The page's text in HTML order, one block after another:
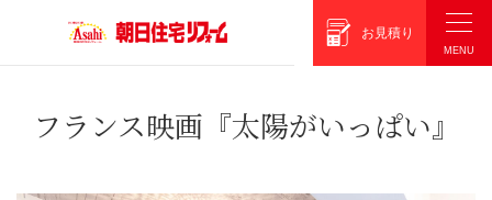
お見積り
フランス映画『太陽がいっぱい』